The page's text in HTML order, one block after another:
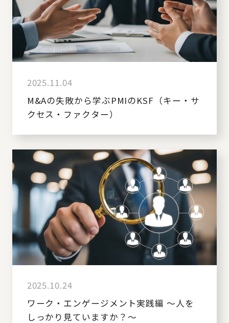
2025.11.04
M&Aの失敗から学ぶPMIのKSF（キー・サ
クセス・ファクター）
2025.10.24
ワーク・エンゲージメント実践編 ～人を
しっかり見ていますか？～